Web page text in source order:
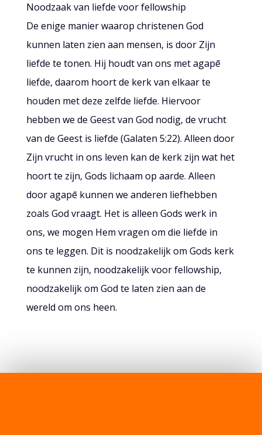
Noodzaak van liefde voor fellowship
De enige manier waarop christenen God
kunnen laten zien aan mensen, is door Zijn
liefde te tonen. Hij houdt van ons met agapē
liefde, daarom hoort de kerk van elkaar te
houden met deze zelfde liefde. Hiervoor
hebben we de Geest van God nodig, de vrucht
van de Geest is liefde (Galaten 5:22). Alleen door
Zijn vrucht in ons leven kan de kerk zijn wat het
hoort te zijn, Gods lichaam op aarde. Alleen
door agapē kunnen we anderen liefhebben
zoals God vraagt. Het is alleen Gods werk in
ons, we mogen Hem vragen om die liefde in
ons te leggen. Dit is noodzakelijk om Gods kerk
te kunnen zijn, noodzakelijk voor fellowship,
noodzakelijk om God te laten zien aan de
wereld om ons heen.